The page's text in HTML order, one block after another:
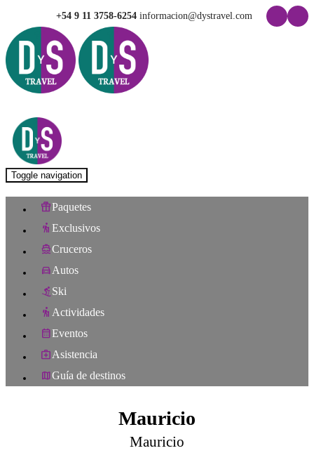
+54 9 11 3758-6254 informacion@dystravel.com
Toggle navigation
Paquetes
Exclusivos
Cruceros
Autos
Ski
Actividades
Eventos
Asistencia
Guía de destinos
Mauricio
Mauricio